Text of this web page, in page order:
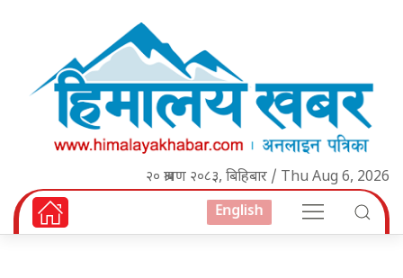
२० श्रावण २०८३, बिहिबार / Thu Aug 6, 2026
English